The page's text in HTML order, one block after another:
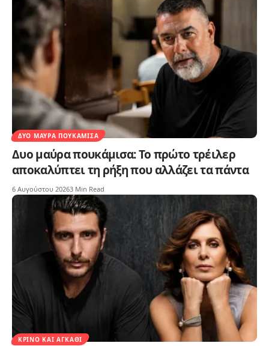
ΔΥΟ ΜΑΎΡΑ ΠΟΥΚΆΜΙΣΑ
Δυο μαύρα πουκάμισα: Το πρώτο τρέιλερ
αποκαλύπτει τη ρήξη που αλλάζει τα πάντα
6 Αυγούστου 20263 Min Read
ΚΡΊΝΟ ΚΑΙ ΑΓΚΆΘΙ